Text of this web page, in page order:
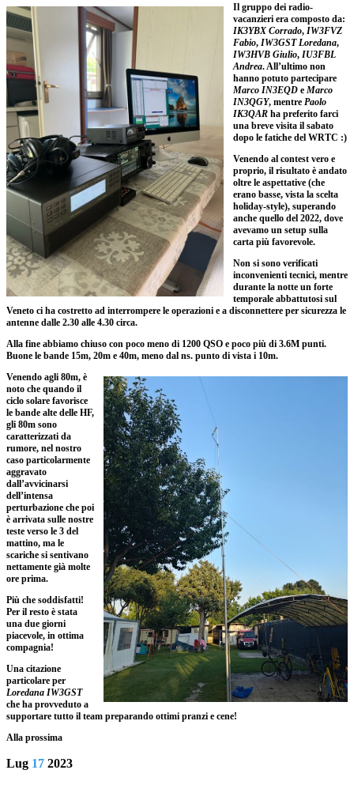
Il gruppo dei radio-
vacanzieri era composto da:
IK3YBX Corrado, IW3FVZ
Fabio, IW3GST Loredana,
IW3HVB Giulio, IU3FBL
Andrea. All’ultimo non
hanno potuto partecipare
Marco IN3EQD e Marco
IN3QGY, mentre Paolo
IK3QAR ha preferito farci
una breve visita il sabato
dopo le fatiche del WRTC :)
Venendo al contest vero e
proprio, il risultato è andato
oltre le aspettative (che
erano basse, vista la scelta
holiday-style), superando
anche quello del 2022, dove
avevamo un setup sulla
carta più favorevole.
Non si sono verificati
inconvenienti tecnici, mentre
durante la notte un forte
temporale abbattutosi sul
Veneto ci ha costretto ad interrompere le operazioni e a disconnettere per sicurezza le
antenne dalle 2.30 alle 4.30 circa.
Alla fine abbiamo chiuso con poco meno di 1200 QSO e poco più di 3.6M punti.
Buone le bande 15m, 20m e 40m, meno dal ns. punto di vista i 10m.
Venendo agli 80m, è
noto che quando il
ciclo solare favorisce
le bande alte delle HF,
gli 80m sono
caratterizzati da
rumore, nel nostro
caso particolarmente
aggravato
dall’avvicinarsi
dell’intensa
perturbazione che poi
è arrivata sulle nostre
teste verso le 3 del
mattino, ma le
scariche si sentivano
nettamente già molte
ore prima.
Più che soddisfatti!
Per il resto è stata
una due giorni
piacevole, in ottima
compagnia!
Una citazione
particolare per
Loredana IW3GST
che ha provveduto a
supportare tutto il team preparando ottimi pranzi e cene!
Alla prossima
Lug 17 2023